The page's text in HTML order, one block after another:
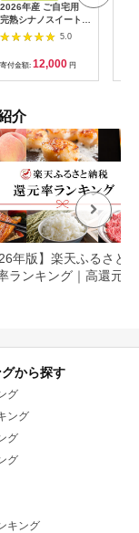
2026年産 ご自宅用
完熟シナノスイート
7-11個入り 果物 りん
ご フルーツ デザート
食後 長野りんご 信州
りんご ジューシー あ
ふれる果汁
5.0
寄付金額: 12,000 円
介
年版】楽天ふるさと
ランキング｜高還元率
から探す
グ
ング
グ
グ
キング